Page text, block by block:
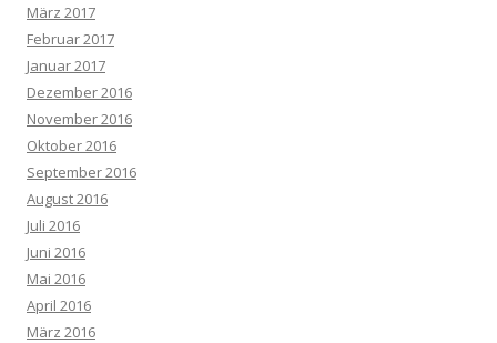
März 2017
Februar 2017
Januar 2017
Dezember 2016
November 2016
Oktober 2016
September 2016
August 2016
Juli 2016
Juni 2016
Mai 2016
April 2016
März 2016